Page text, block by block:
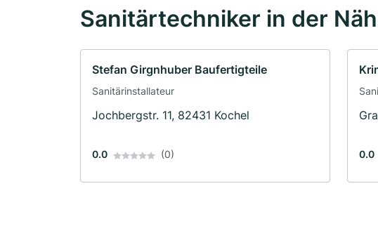
Sanitärtechniker in der
Stefan Girgnhuber Baufertigteile
Sanitärinstallateur
Jochbergstr. 11, 82431 Kochel
0.0 (0) 0.0